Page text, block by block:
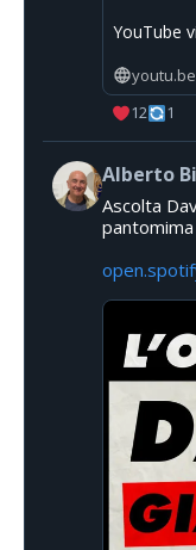
YouTube
youtu.be
12
1
Alberto
Ascolta